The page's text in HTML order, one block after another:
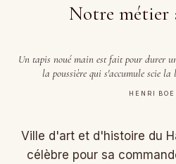
Notre métier
Un tapis noué main est fait pour durer
la poussière qui s'accumule scie
HENRI
Ville d'art et d'histoire du
célèbre pour sa